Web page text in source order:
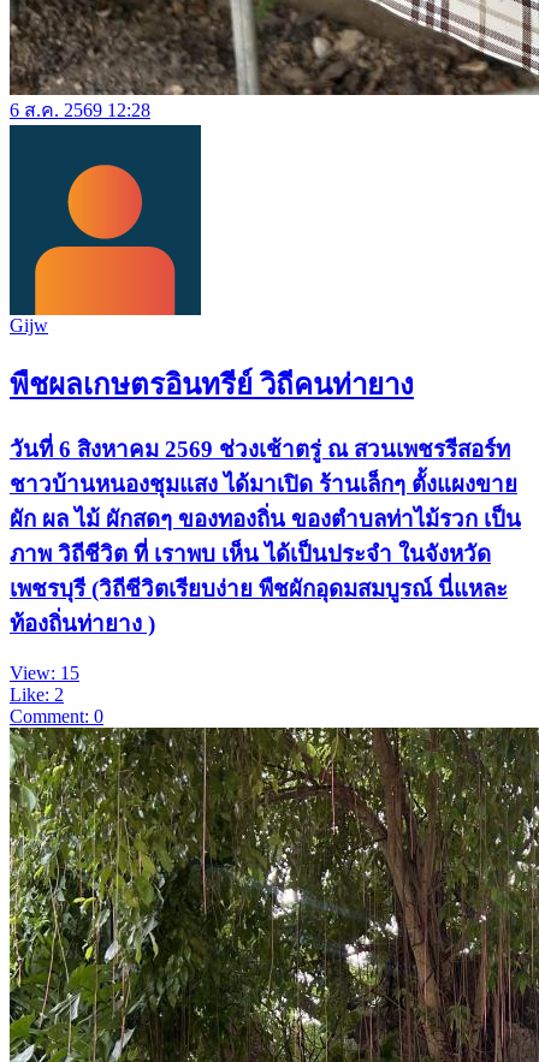
6 ส.ค. 2569 12:28
Gijw
พืชผลเกษตรอินทรีย์ วิถีคนท่ายาง
วันที่ 6 สิงหาคม 2569 ช่วงเช้าตรู่ ณ สวนเพชรรีสอร์ท
ชาวบ้านหนองชุมแสง ได้มาเปิด ร้านเล็กๆ ตั้งแผงขาย
ผัก ผล ไม้ ผักสดๆ ของทองถิ่น ของตำบลท่าไม้รวก เป็น
ภาพ วิถีชีวิต ที่ เราพบ เห็น ได้เป็นประจำ ในจังหวัด
เพชรบุรี (วิถีชีวิตเรียบง่าย พืชผักอุดมสมบูรณ์ นี่แหละ
ท้องถิ่นท่ายาง )
View: 15
Like: 2
Comment: 0